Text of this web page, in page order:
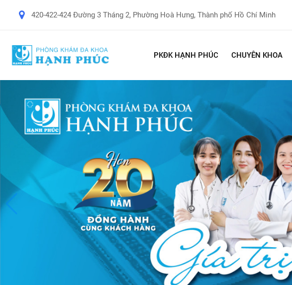
420-422-424 Đường 3 Tháng 2, Phường Hoà Hưng, Thành phố Hồ Chí Minh
PKĐK HẠNH PHÚC CHUYÊN KHOA